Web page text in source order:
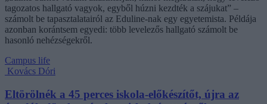
tagozatos hallgató vagyok, egyből húzni kezdték a szájukat” –
számolt be tapasztalatairól az Eduline-nak egy egyetemista. Példája
azonban korántsem egyedi: több levelezős hallgató számolt be
hasonló nehézségekről.
Campus life
Kovács Dóri
Eltörölnék a 45 perces iskola-előkészítőt, újra az